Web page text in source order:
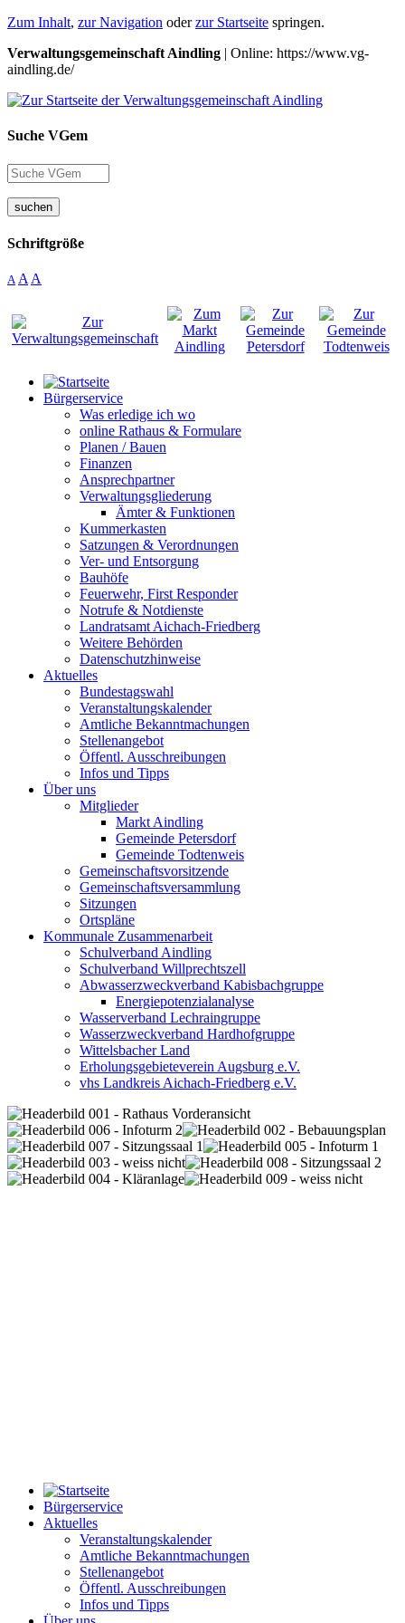
Zum Inhalt, zur Navigation oderzur Startseite springen.
Verwaltungsgemeinschaft Aindling | Online: https://www.vg-
aindling.de/
Suche VGem
suchen
Schriftgröße
A A A
Bürgerservice
Was erledige ich wo
online Rathaus & Formulare
Planen / Bauen
Finanzen
Ansprechpartner
Verwaltungsgliederung
Ämter & Funktionen
Kummerkasten
Satzungen & Verordnungen
Ver- und Entsorgung
Bauhöfe
Feuerwehr, First Responder
Notrufe & Notdienste
Landratsamt Aichach-Friedberg
Weitere Behörden
Datenschutzhinweise
Aktuelles
Bundestagswahl
Veranstaltungskalender
Amtliche Bekanntmachungen
Stellenangebot
Öffentl. Ausschreibungen
Infos und Tipps
Über uns
Mitglieder
Markt Aindling
Gemeinde Petersdorf
Gemeinde Todtenweis
Gemeinschaftsvorsitzende
Gemeinschaftsversammlung
Sitzungen
Ortspläne
Kommunale Zusammenarbeit
Schulverband Aindling
Schulverband Willprechtszell
Abwasserzweckverband Kabisbachgruppe
Energiepotenzialanalyse
Wasserverband Lechraingruppe
Wasserzweckverband Hardhofgruppe
Wittelsbacher Land
Erholungsgebieteverein Augsburg e.V.
vhs Landkreis Aichach-Friedberg e.V.
Bürgerservice
Aktuelles
Veranstaltungskalender
Amtliche Bekanntmachungen
Stellenangebot
Öffentl. Ausschreibungen
Infos und Tipps